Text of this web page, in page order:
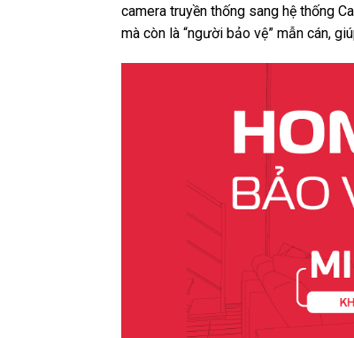
camera truyền thống sang hệ thống
mà còn là “người bảo vệ” mẫn cán,